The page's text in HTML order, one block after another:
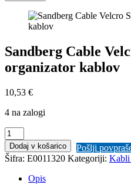
Sandberg Cable
organizator kablov
10,53 €
4 na zalogi
Sandberg
Cable
Velcro
Strap
Dodaj v košarico
Pošlji
Šifra: E0011320 Kategoriji: Kabli
Opis